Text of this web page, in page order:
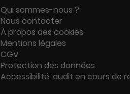
Qui sommes-nous ?
Nous contacter
À propos des cookies
Mentions légales
CGV
Protection des données
Accessibilité: audit en cours de